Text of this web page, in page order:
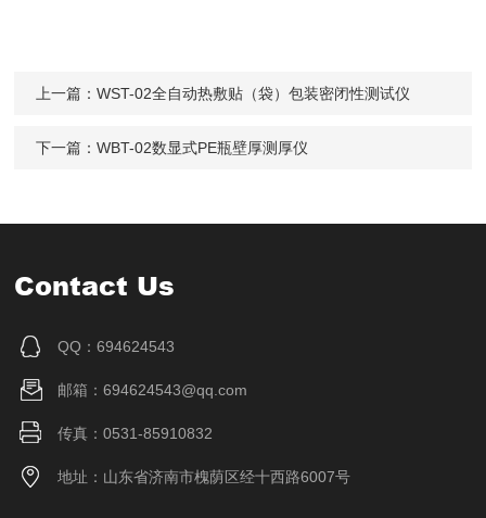
上一篇：WST-02全自动热敷贴（袋）包装密闭性测试仪
下一篇：WBT-02数显式PE瓶壁厚测厚仪
Contact Us
QQ：694624543
邮箱：694624543@qq.com
传真：0531-85910832
地址：山东省济南市槐荫区经十西路6007号